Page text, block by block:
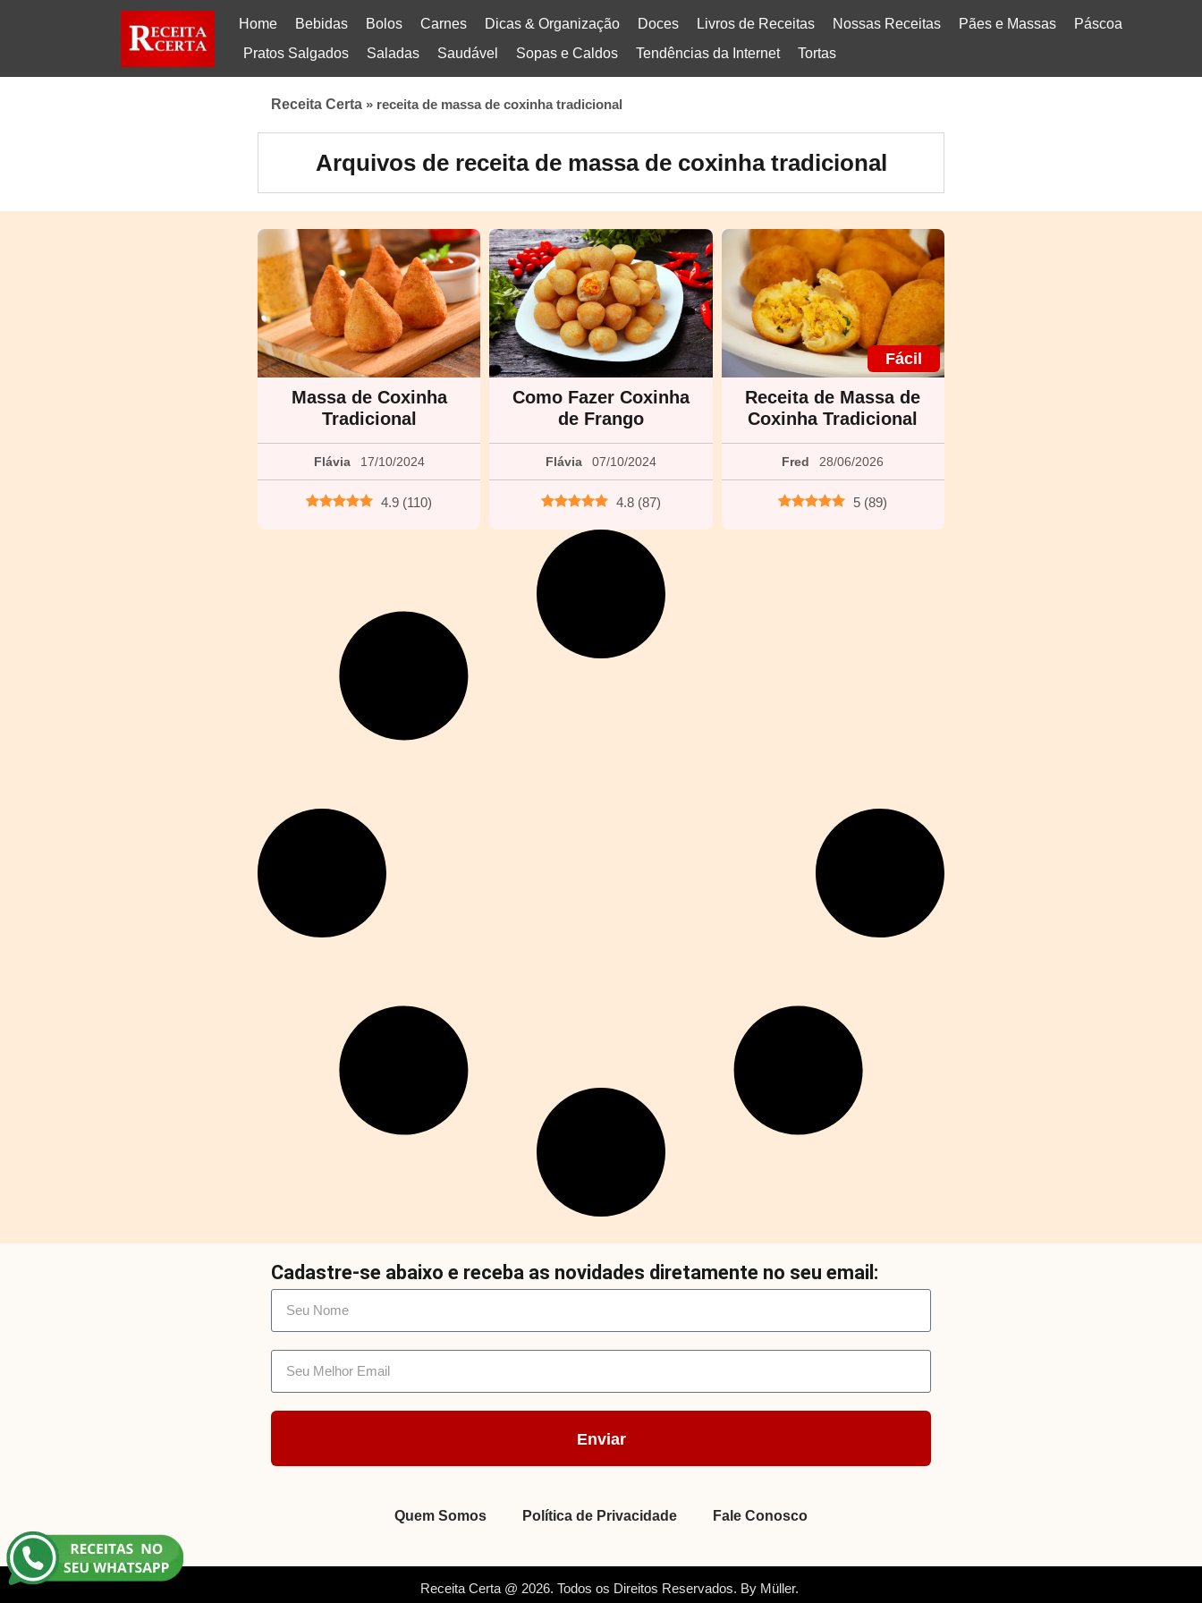
Home Bebidas Bolos Carnes Dicas & Organização Doces Livros de Receitas Nossas Receitas Pães e Massas
Páscoa
Pratos Salgados
Saladas Saudável Sopas e Caldos Tendências da Internet Tortas
Receita Certa » receita de massa de coxinha tradicional
Arquivos de receita de massa de coxinha tradicional
Massa de Coxinha
Tradicional
Flávia 17/10/2024
4.9 (110)
Como Fazer Coxinha
de Frango
Flávia 07/10/2024
4.8 (87)
Fácil
Receita de Massa de
Coxinha Tradicional
Fred 28/06/2026
5 (89)
Cadastre-se abaixo e receba as novidades diretamente no seu email:
Enviar
Quem Somos Política de Privacidade Fale Conosco
Receita Certa @ 2026. Todos os Direitos Reservados. By Müller.